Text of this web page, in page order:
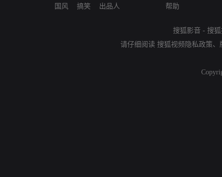
国风
搞笑
出品人
帮助
搜狐影音 - 搜
请仔细阅读 搜狐视频隐私政策、